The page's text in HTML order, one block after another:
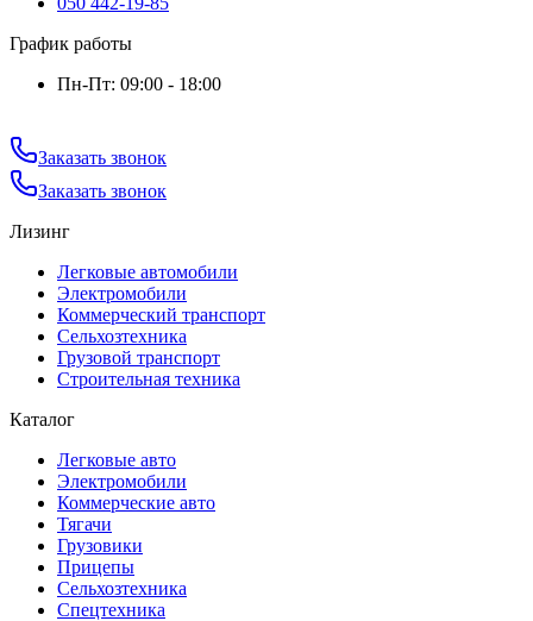
График работы
Пн-Пт: 09:00 - 18:00
Заказать звонок
Заказать звонок
Лизинг
Легковые автомобили
Электромобили
Коммерческий транспорт
Сельхозтехника
Грузовой транспорт
Строительная техника
Каталог
Легковые авто
Электромобили
Коммерческие авто
Тягачи
Грузовики
Прицепы
Сельхозтехника
Спецтехника